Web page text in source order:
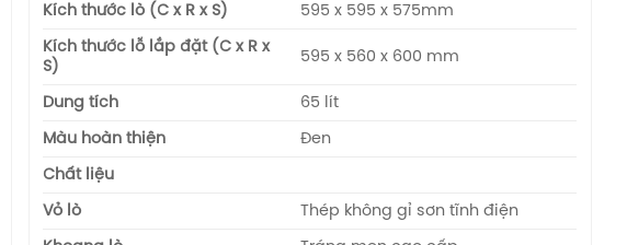
Kích thước lò (C x R x S) 595 x 595 x 575mm
Kích thước lỗ lắp đặt (C x R x
S)
595 x 560 x 600 mm
Dung tích 65 lít
Màu hoàn thiện Đen
Chất liệu
Vỏ lò Thép không gỉ sơn tĩnh điện